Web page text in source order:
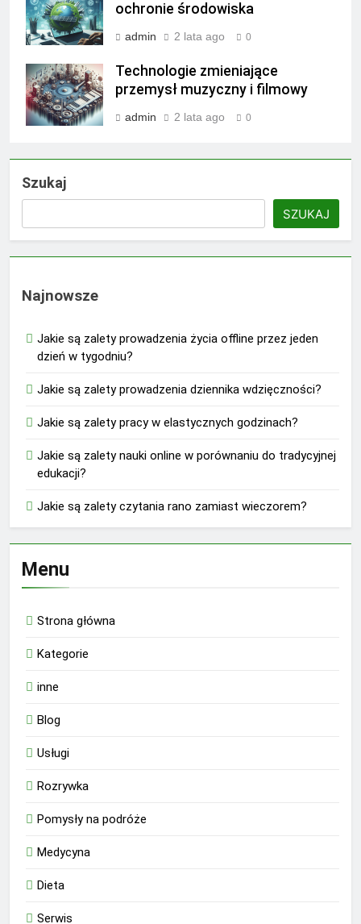
ochronie środowiska
admin 2 lata ago 0
Technologie zmieniające
przemysł muzyczny i filmowy
admin 2 lata ago 0
Szukaj
SZUKAJ
Najnowsze
Jakie są zalety prowadzenia życia offline przez jeden
dzień w tygodniu?
Jakie są zalety prowadzenia dziennika wdzięczności?
Jakie są zalety pracy w elastycznych godzinach?
Jakie są zalety nauki online w porównaniu do tradycyjnej
edukacji?
Jakie są zalety czytania rano zamiast wieczorem?
Menu
Strona główna
Kategorie
inne
Blog
Usługi
Rozrywka
Pomysły na podróże
Medycyna
Dieta
Serwis